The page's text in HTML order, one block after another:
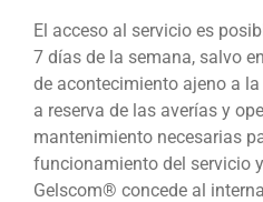
El acceso al servicio es
7 días de la semana, salvo
de acontecimiento ajeno a
a reserva de las averías y
mantenimiento necesarias
funcionamiento del servicio
Gelscom® concede al